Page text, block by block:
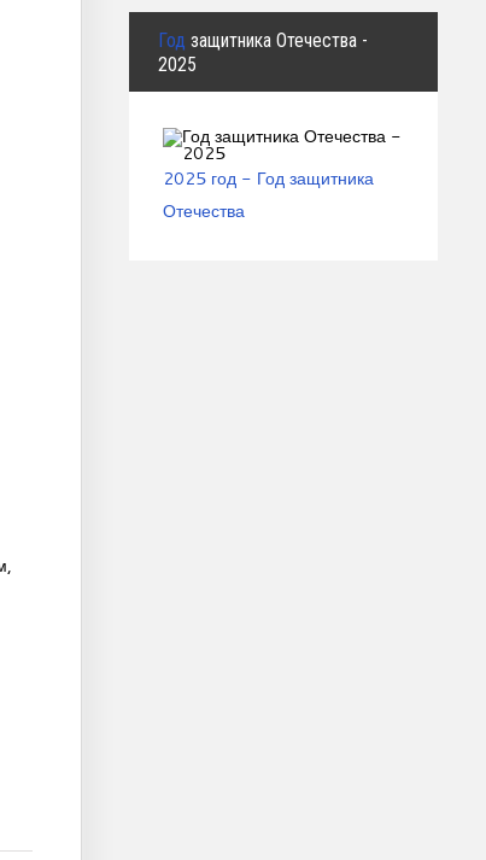
Год защитника Отечества -
2025
2025 год - Год защитника
Отечества